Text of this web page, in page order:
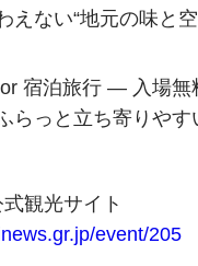
えない“地元の味と
宿泊旅行 — 入場無
らっと立ち寄りやす
観光サイト
event/205